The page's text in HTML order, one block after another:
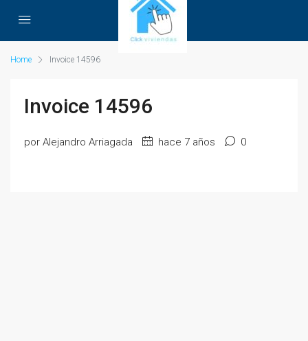
Home Invoice 14596
Invoice 14596
por Alejandro Arriagada hace 7 años 0